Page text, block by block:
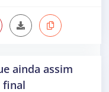
ainda assim
final